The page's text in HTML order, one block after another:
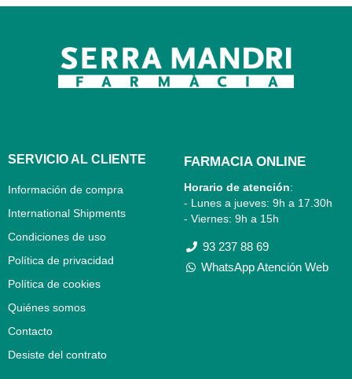
SERVICIO AL CLIENTE
Información de compra
International Shipments
Condiciones de uso
Política de privacidad
Política de cookies
Quiénes somos
Contacto
Desiste del contrato
FARMACIA ONLINE
Horario de atención:
- Lunes a jueves: 9h a 17.30h
- Viernes: 9h a 15h
93 237 88 69
WhatsApp Atención Web